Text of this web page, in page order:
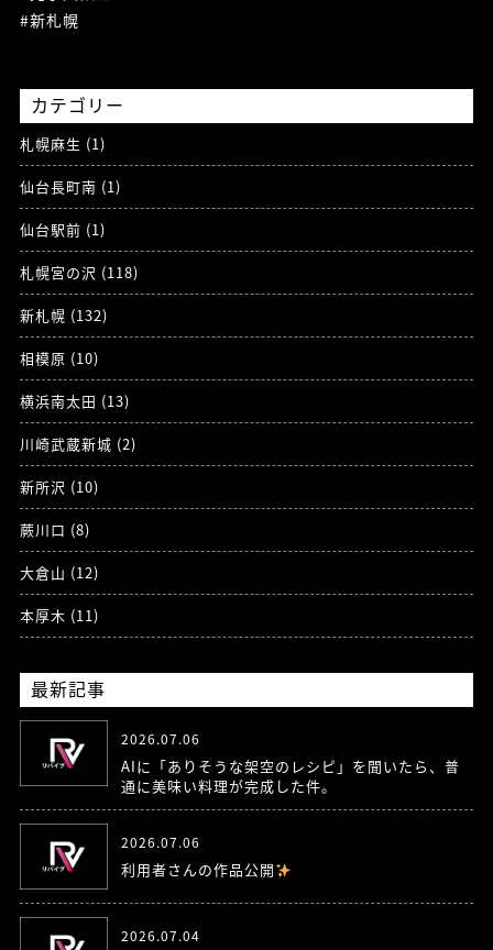
#新札幌
カテゴリー
札幌麻生 (1)
仙台長町南 (1)
仙台駅前 (1)
札幌宮の沢 (118)
新札幌 (132)
相模原 (10)
横浜南太田 (13)
川崎武蔵新城 (2)
新所沢 (10)
蕨川口 (8)
大倉山 (12)
本厚木 (11)
最新記事
2026.07.06
AIに「ありそうな架空のレシピ」を聞いたら、普
通に美味い料理が完成した件。
2026.07.06
利用者さんの作品公開
2026.07.04